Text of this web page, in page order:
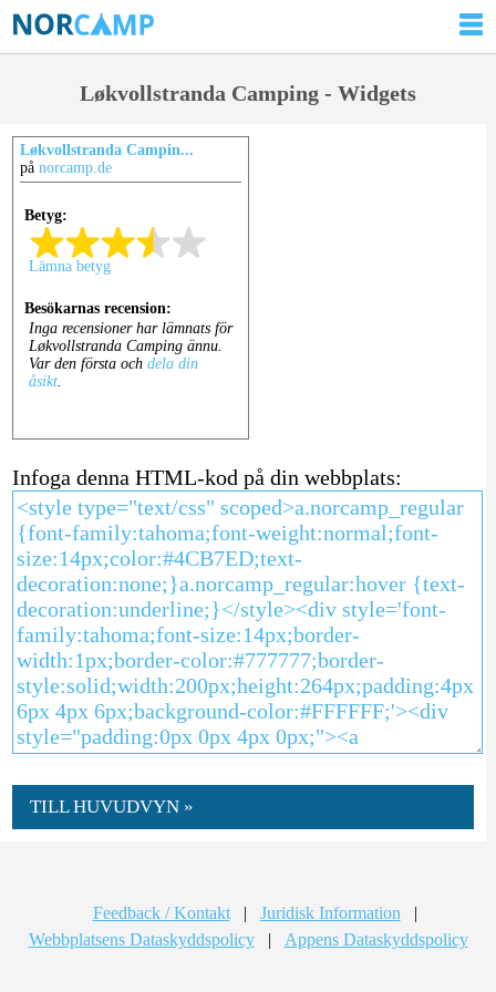
Løkvollstranda Camping - Widgets
Løkvollstranda Campin...
på norcamp.de
Infoga denna HTML-kod på din webbplats:
TILL HUVUDVYN »
Feedback / Kontakt | Juridisk Information
|
Webbplatsens Dataskyddspolicy
| Appens Dataskyddspolicy